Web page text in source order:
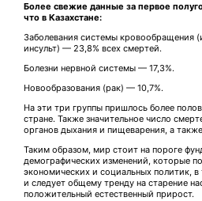
Более свежие данные за первое
что в Казахстане:
Заболевания системы кровообращения
инсульт) — 23,8% всех смертей.
Болезни нервной системы — 17,3%.
Новообразования (рак) — 10,7%.
На эти три группы пришлось более
стране. Также значительное число
органов дыхания и пищеварения, а
Таким образом, мир стоит на пороге
демографических изменений, которые
экономических и социальных политик, в
и следует общему тренду на старение
положительный естественный прирост.